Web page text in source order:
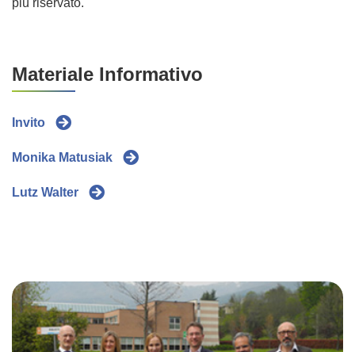
più riservato.
Materiale Informativo
Invito
Monika Matusiak
Lutz Walter